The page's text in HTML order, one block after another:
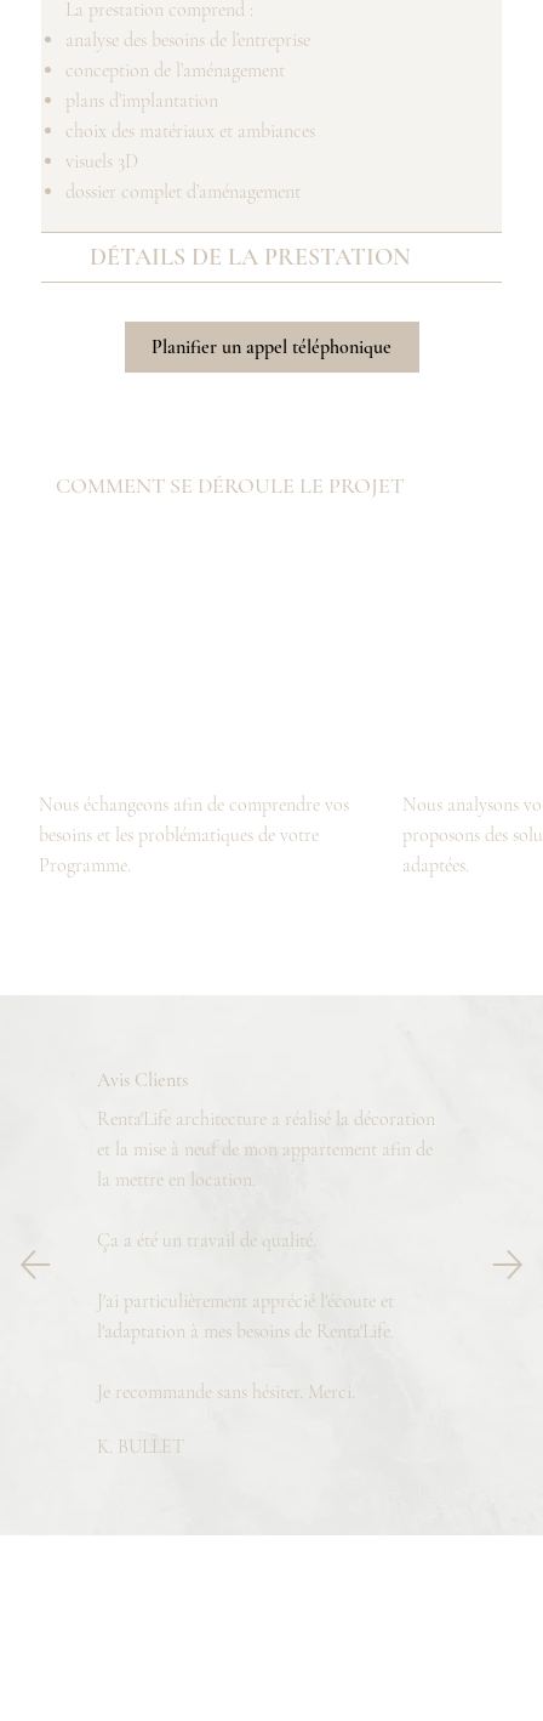
La prestation comprend :
analyse des besoins de l’entreprise
conception de l’aménagement
plans d’implantation
choix des matériaux et ambiances
visuels 3D
dossier complet d’aménagement
DÉTAILS DE LA PRESTATION
Planifier un appel téléphonique
COMMENT SE DÉROULE LE PROJET
Nous échangeons afin de comprendre vos
besoins et les problématiques de votre
Programme.
Nous analysons
proposons des
adaptées.
Avis Clients
Renta'Life architecture a réalisé la décoration
et la mise à neuf de mon appartement afin de
la mettre en location.
Ça a été un travail de qualité.
J'ai particulièrement apprécié l'écoute et
l'adaptation à mes besoins de Renta'Life.
Je recommande sans hésiter. Merci.
K. BULLET